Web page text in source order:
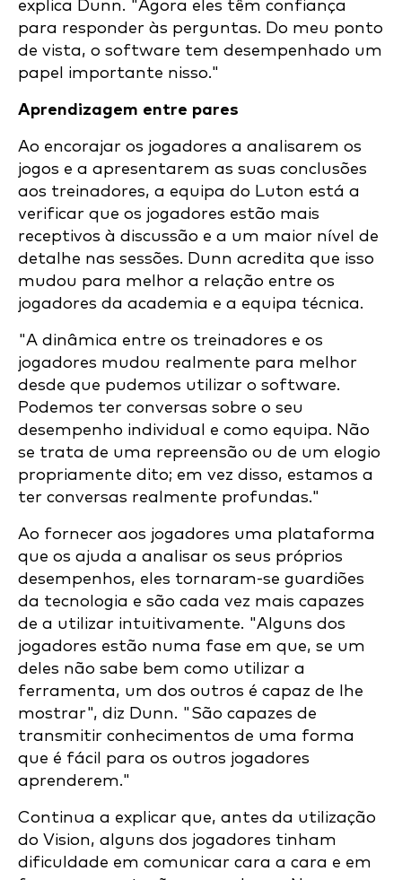
explica Dunn. "Agora eles têm confiança
para responder às perguntas. Do meu ponto
de vista, o software tem desempenhado um
papel importante nisso."
Aprendizagem entre pares
Ao encorajar os jogadores a analisarem os
jogos e a apresentarem as suas conclusões
aos treinadores, a equipa do Luton está a
verificar que os jogadores estão mais
receptivos à discussão e a um maior nível de
detalhe nas sessões. Dunn acredita que isso
mudou para melhor a relação entre os
jogadores da academia e a equipa técnica.
"A dinâmica entre os treinadores e os
jogadores mudou realmente para melhor
desde que pudemos utilizar o software.
Podemos ter conversas sobre o seu
desempenho individual e como equipa. Não
se trata de uma repreensão ou de um elogio
propriamente dito; em vez disso, estamos a
ter conversas realmente profundas."
Ao fornecer aos jogadores uma plataforma
que os ajuda a analisar os seus próprios
desempenhos, eles tornaram-se guardiões
da tecnologia e são cada vez mais capazes
de a utilizar intuitivamente. "Alguns dos
jogadores estão numa fase em que, se um
deles não sabe bem como utilizar a
ferramenta, um dos outros é capaz de lhe
mostrar", diz Dunn. "São capazes de
transmitir conhecimentos de uma forma
que é fácil para os outros jogadores
aprenderem."
Continua a explicar que, antes da utilização
do Vision, alguns dos jogadores tinham
dificuldade em comunicar cara a cara e em